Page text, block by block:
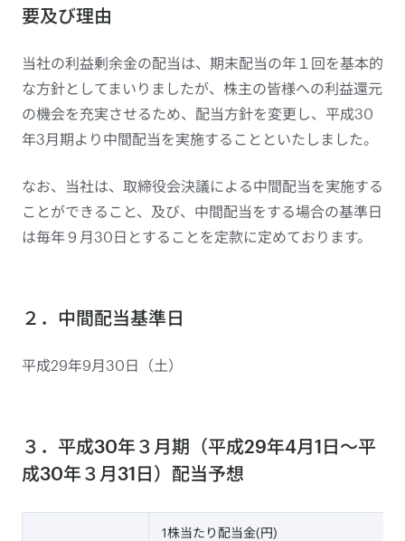
要及び理由
当社の利益剰余金の配当は、期末配当の年１回を基本的
な方針としてまいりましたが、株主の皆様への利益還元
の機会を充実させるため、配当方針を変更し、平成30
年3月期より中間配当を実施することといたしました。
なお、当社は、取締役会決議による中間配当を実施する
ことができること、及び、中間配当をする場合の基準日
は毎年９月30日とすることを定款に定めております。
２．中間配当基準日
平成29年9月30日（土）
３．平成30年３月期（平成29年4月1日～平
成30年３月31日）配当予想
1株当たり配当金(円)